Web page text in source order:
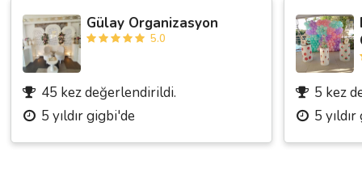
Gülay Organizasyon
5.0
45 kez değerlendirildi.
5 yıldır gigbi'de
5 kez
5